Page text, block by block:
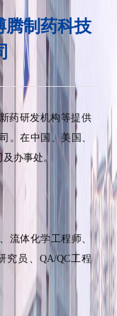
腾制药科技
药研发机构等提供
。在中国、美国、
办事处。
流体化学工程师、
究员、 QA/QC工程